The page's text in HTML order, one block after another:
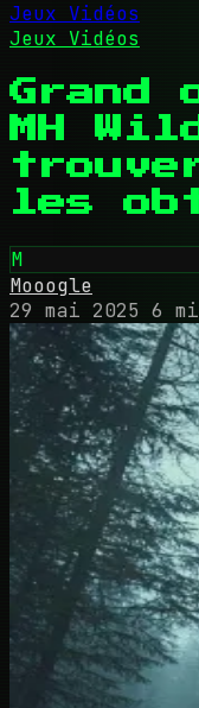
Jeux Vidéos
Jeux Vidéos
Grand
MH
les
M
Mooogle
29 mai 2025 6